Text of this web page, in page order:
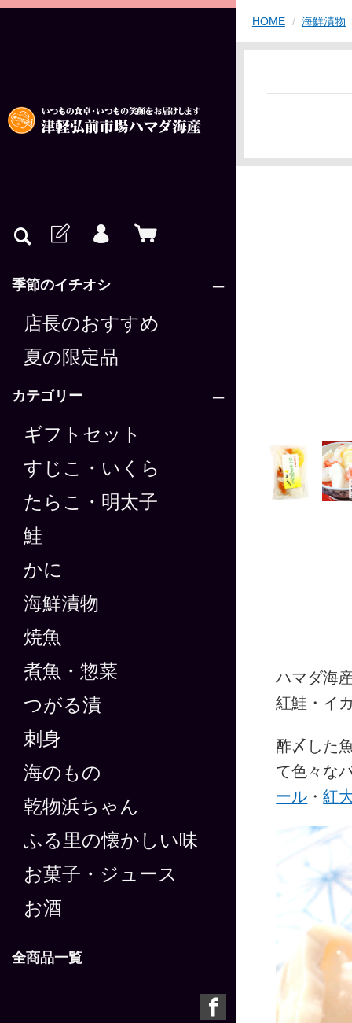
季節のイチオシ
店長のおすすめ
夏の限定品
カテゴリー
ギフトセット
すじこ・いくら
たらこ・明太子
鮭
かに
海鮮漬物
焼魚
煮魚・惣菜
つがる漬
刺身
海のもの
乾物浜ちゃん
ふる里の懐かしい味
お菓子・ジュース
お酒
全商品一覧
HOME 海鮮漬物
ハマダ海
紅鮭・イ
酢〆した
て色々な
ール ・紅